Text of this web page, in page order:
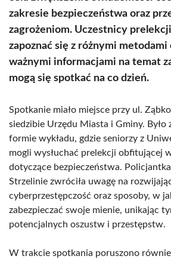
zakresie bezpieczeństwa oraz
zagrożeniom. Uczestnicy
zapoznać się z różnymi metodami
ważnymi informacjami na temat
mogą się spotkać na co dzień.
Spotkanie miało miejsce przy ul.
siedzibie Urzędu Miasta i Gminy. Było
formie wykładu, gdzie seniorzy z
mogli wysłuchać prelekcji obfitującej
dotyczące bezpieczeństwa.
Strzelinie zwróciła uwagę na
cyberprzestępczość oraz sposoby, w
zabezpieczać swoje mienie, unikając
potencjalnych oszustw i przestępstw.
W trakcie spotkania poruszono